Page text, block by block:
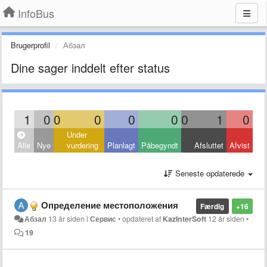
InfoBus
Brugerprofil Абзал
Dine sager inddelt efter status
1 0 0 0 0 0 0 1 0
Alle Nye
Under
vurdering
Planlagt Påbegyndt Afsluttet Afvist
Seneste opdaterede
+16
Færdig
Определение местоположения
Абзал 13 år siden iСервис •opdateret af KazInterSoft 12 år siden •
19